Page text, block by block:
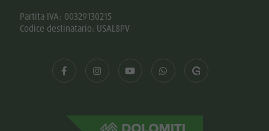
Partita IVA: 00329130215
Codice destinatario: USAL8PV